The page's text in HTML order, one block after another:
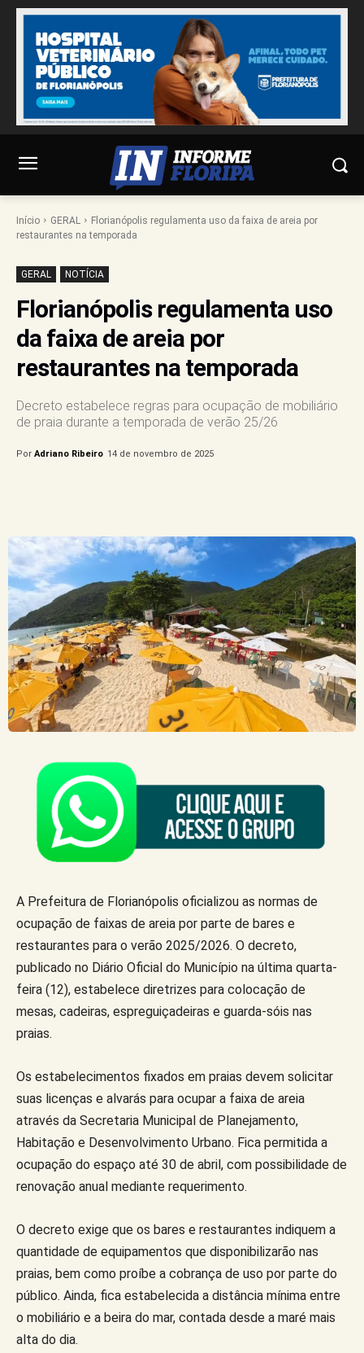
Início GERAL
Florianópolis regulamenta uso da faixa de areia por
restaurantes na temporada
GERAL NOTÍCIA
Florianópolis regulamenta uso
da faixa de areia por
restaurantes na temporada
Decreto estabelece regras para ocupação de mobiliário
de praia durante a temporada de verão 25/26
Por Adriano Ribeiro 14 de novembro de 2025
A Prefeitura de Florianópolis oficializou as normas de
ocupação de faixas de areia por parte de bares e
restaurantes para o verão 2025/2026. O decreto,
publicado no Diário Oficial do Município na última quarta-
feira (12), estabelece diretrizes para colocação de
mesas, cadeiras, espreguiçadeiras e guarda-sóis nas
praias.
Os estabelecimentos fixados em praias devem solicitar
suas licenças e alvarás para ocupar a faixa de areia
através da Secretaria Municipal de Planejamento,
Habitação e Desenvolvimento Urbano. Fica permitida a
ocupação do espaço até 30 de abril, com possibilidade de
renovação anual mediante requerimento.
O decreto exige que os bares e restaurantes indiquem a
quantidade de equipamentos que disponibilizarão nas
praias, bem como proíbe a cobrança de uso por parte do
público. Ainda, fica estabelecida a distância mínima entre
o mobiliário e a beira do mar, contada desde a maré mais
alta do dia.